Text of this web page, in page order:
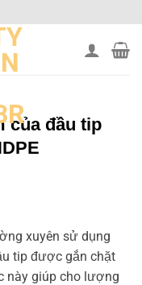
của đầu tip
xuyên sử dụng
tip được gắn chặt
này giúp cho lượng